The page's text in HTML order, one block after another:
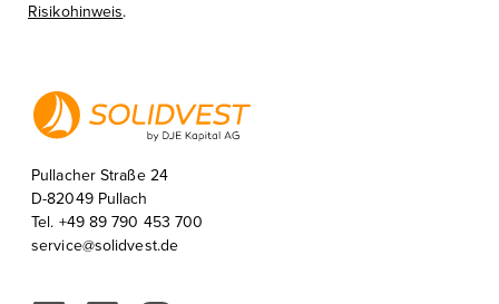
Risikohinweis.
Pullacher Straße 24
D-82049 Pullach
Tel. +49 89 790 453 700
service@solidvest.de